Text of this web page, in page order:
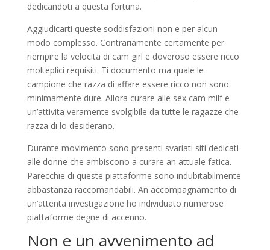
dedicandoti a questa fortuna.
Aggiudicarti queste soddisfazioni non e per alcun
modo complesso. Contrariamente certamente per
riempire la velocita di cam girl e doveroso essere ricco
molteplici requisiti. Ti documento ma quale le
campione che razza di affare essere ricco non sono
minimamente dure. Allora curare alle sex cam milf e
un’attivita veramente svolgibile da tutte le ragazze che
razza di lo desiderano.
Durante movimento sono presenti svariati siti dedicati
alle donne che ambiscono a curare an attuale fatica.
Parecchie di queste piattaforme sono indubitabilmente
abbastanza raccomandabili. An accompagnamento di
un’attenta investigazione ho individuato numerose
piattaforme degne di accenno.
Non e un avvenimento ad